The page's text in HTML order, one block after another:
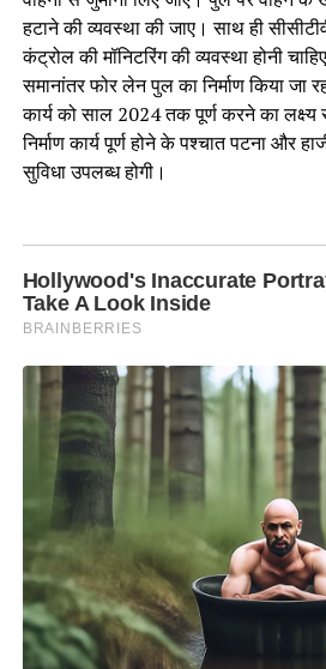
हटाने की व्यवस्था की जाए। साथ ही
कंट्रोल की मॉनिटरिंग की व्यवस्था होनी
समानांतर फोर लेन पुल का निर्माण किया जा
कार्य को साल 2024 तक पूर्ण करने का
निर्माण कार्य पूर्ण होने के पश्चात पटना और
सुविधा उपलब्ध होगी।